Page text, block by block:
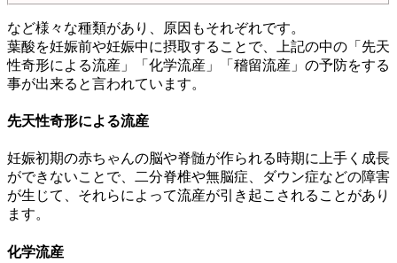
など様々な種類があり、原因もそれぞれです。
葉酸を妊娠前や妊娠中に摂取することで、上記の中の「先天
性奇形による流産」「化学流産」「稽留流産」の予防をする
事が出来ると言われています。
先天性奇形による流産
妊娠初期の赤ちゃんの脳や脊髄が作られる時期に上手く成長
ができないことで、二分脊椎や無脳症、ダウン症などの障害
が生じて、それらによって流産が引き起こされることがあり
ます。
化学流産